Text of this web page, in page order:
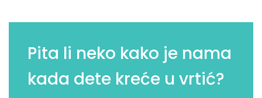
Pita li neko kako je nama
kada dete kreće u vrtić?